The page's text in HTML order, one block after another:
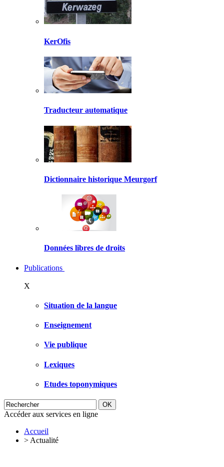
KerOfis
Traducteur automatique
Dictionnaire historique Meurgorf
Données libres de droits
Publications
X
Situation de la langue
Enseignement
Vie publique
Lexiques
Etudes toponymiques
Accéder aux services en ligne
Accueil
> Actualité